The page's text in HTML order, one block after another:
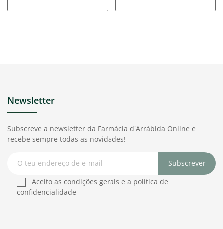
Newsletter
Subscreve a newsletter da Farmácia d'Arrábida Online e
recebe sempre todas as novidades!
Subscrever
Aceito as condições gerais e a política de
confidencialidade